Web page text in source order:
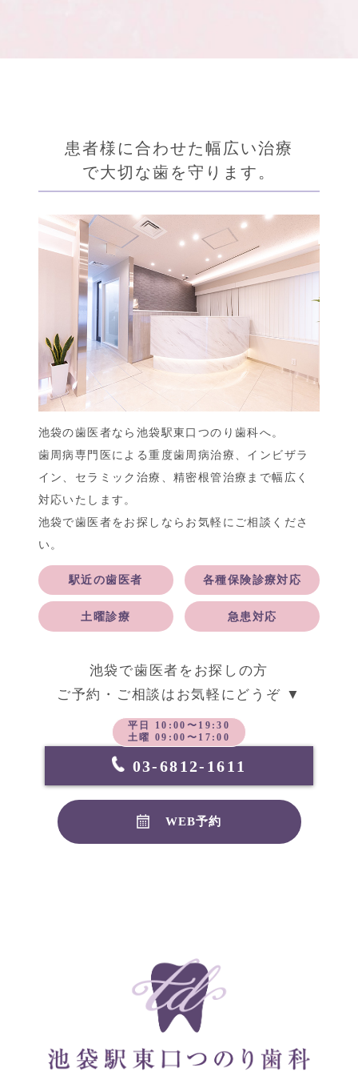
患者様に合わせた幅広い治療
で大切な歯を守ります。
池袋の歯医者なら池袋駅東口つのり歯科へ。
歯周病専門医による重度歯周病治療、インビザラ
イン、セラミック治療、精密根管治療まで幅広く
対応いたします。
池袋で歯医者をお探しならお気軽にご相談くださ
い。
駅近の歯医者 各種保険診療対応
土曜診療 急患対応
池袋で歯医者をお探しの方
ご予約・ご相談はお気軽にどうぞ ▼
平日 10:00〜19:30
土曜 09:00〜17:00
03-6812-1611
WEB予約